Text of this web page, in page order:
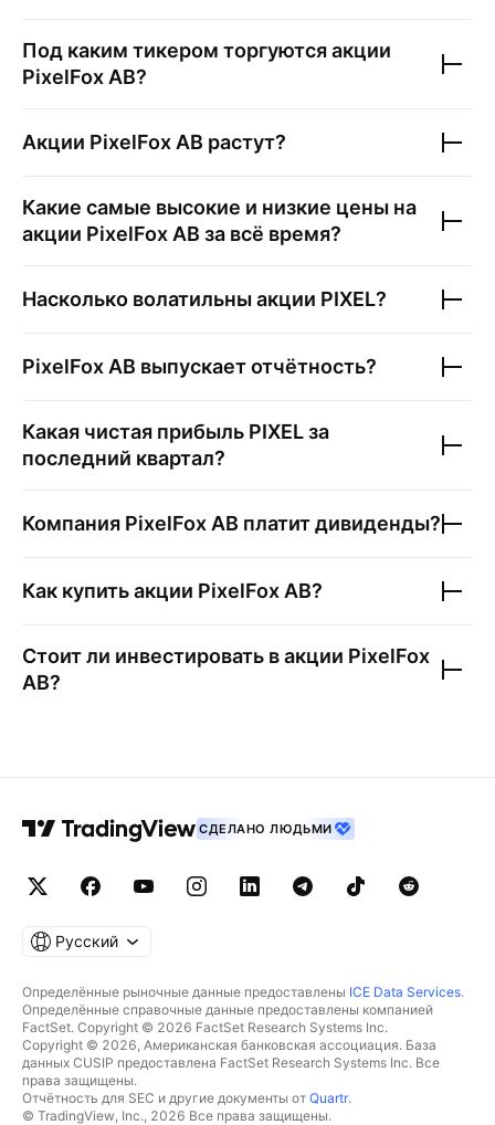
Под каким тикером торгуются акции
PixelFox AB?
Акции PixelFox AB растут?
Какие самые высокие и низкие цены на
акции PixelFox AB за всё время?
Насколько волатильны акции PIXEL?
PixelFox AB выпускает отчётность?
Какая чистая прибыль PIXELза
последний квартал?
Компания PixelFox AB платит дивиденды?
Как купить акции PixelFox AB?
Стоит ли инвестировать в акции PixelFox
AB?
СДЕЛАНО ЛЮДЬМИ
Русский
Определённые рыночные данные предоставлены ICE Data Services.
Определённые справочные данные предоставлены компанией
FactSet. Copyright © 2026 FactSet Research Systems Inc.
Copyright © 2026, Американская банковская ассоциация. База
данных CUSIP предоставлена FactSet Research Systems Inc. Все
права защищены.
Отчётность для SEC и другие документы от Quartr.
© TradingView, Inc., 2026 Все права защищены.